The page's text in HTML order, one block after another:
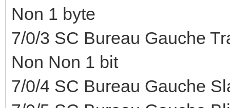
Non 1 byte
7/0/3 SC Bureau Gauche
Non Non 1 bit
7/0/4 SC Bureau Gauche